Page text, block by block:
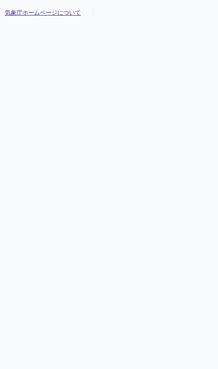
気象庁ホームページについて